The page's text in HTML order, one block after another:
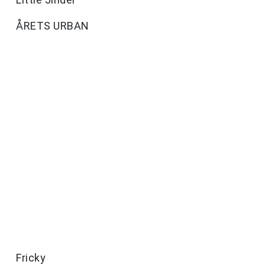
ÅRETS URBAN
Fricky